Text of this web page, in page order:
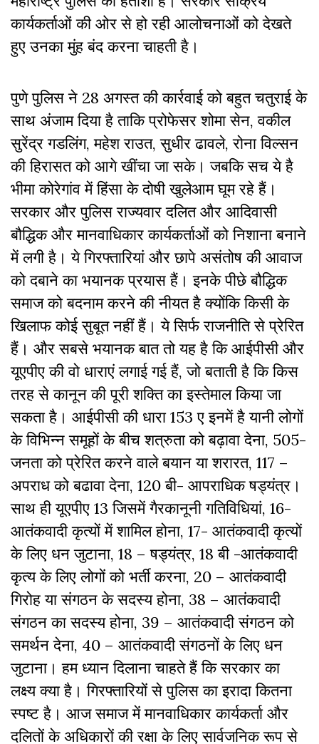
कार्यकर्ताओं की ओर से हो रही आलोचनाओं को देखते
हुए उनका मुंह बंद करना चाहती है।
पुणे पुलिस ने 28 अगस्त की कार्रवाई को बहुत चतुराई के
साथ अंजाम दिया है ताकि प्रोफेसर शोमा सेन,वकील
सुरेंद्र गडलिंग,महेश राउत,सुधीर ढावले,रोना विल्सन
की हिरासत को आगे खींचा जा सके। जबकि सच ये है
भीमा कोरेगांव में हिंसा के दोषी खुलेआम घूम रहे हैं।
सरकार और पुलिस राज्यवार दलित और आदिवासी
बौद्धिक और मानवाधिकार कार्यकर्ताओं को निशाना बनाने
में लगी है। ये गिरफ्तारियां और छापे असंतोष की आवाज
को दबाने का भयानक प्रयास हैं। इनके पीछे बौद्धिक
समाज को बदनाम करने की नीयत है क्योंकि किसी के
खिलाफ कोई सुबूत नहीं हैं। ये सिर्फ राजनीति से प्रेरित
हैं। और सबसे भयानक बात तो यह है कि आईपीसी और
यूएपीए की वो धाराएं लगाई गई हैं, जो बताती है कि किस
तरह से कानून की पूरी शक्ति का इस्तेमाल किया जा
सकता है। आईपीसी की धारा 153 ए इनमें है यानी लोगों
के विभिन्न समूहों के बीच शत्रुता को बढ़ावा देना, 505-
जनता को प्रेरित करने वाले बयान या शरारत, 117 –
अपराध को बढावा देना, 120 बी- आपराधिक षड्यंत्र।
साथ ही यूएपीए 13 जिसमें गैरकानूनी गतिविधियां, 16-
आतंकवादी कृत्यों में शामिल होना, 17- आतंकवादी कृत्यों
के लिए धन जुटाना, 18 – षड्यंत्र, 18 बी -आतंकवादी
कृत्य के लिए लोगों को भर्ती करना, 20 – आतंकवादी
गिरोह या संगठन के सदस्य होना, 38 – आतंकवादी
संगठन का सदस्य होना, 39 – आतंकवादी संगठन को
समर्थन देना, 40 – आतंकवादी संगठनों के लिए धन
जुटाना। हम ध्यान दिलाना चाहते हैं कि सरकार का
लक्ष्य क्या है। गिरफ्तारियों से पुलिस का इरादा कितना
स्पष्ट है। आज समाज में मानवाधिकार कार्यकर्ता और
दलितों के अधिकारों की रक्षा के लिए सार्वजनिक रूप से